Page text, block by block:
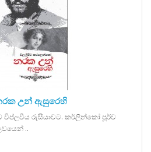
උන් ඇසුරෙහි
විප්ලවීය රුසියාවට. කර්ලින්කෝ පූර්ව
..